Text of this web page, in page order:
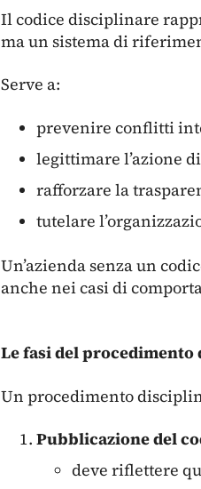
Il codice disciplinare
ma un sistema di
Serve a:
prevenire conflitti
legittimare l’azione
rafforzare la
tutelare
Un’azienda senza un
anche nei casi di
Le fasi del
Un procedimento
Pubblicazione del
deve riflettere